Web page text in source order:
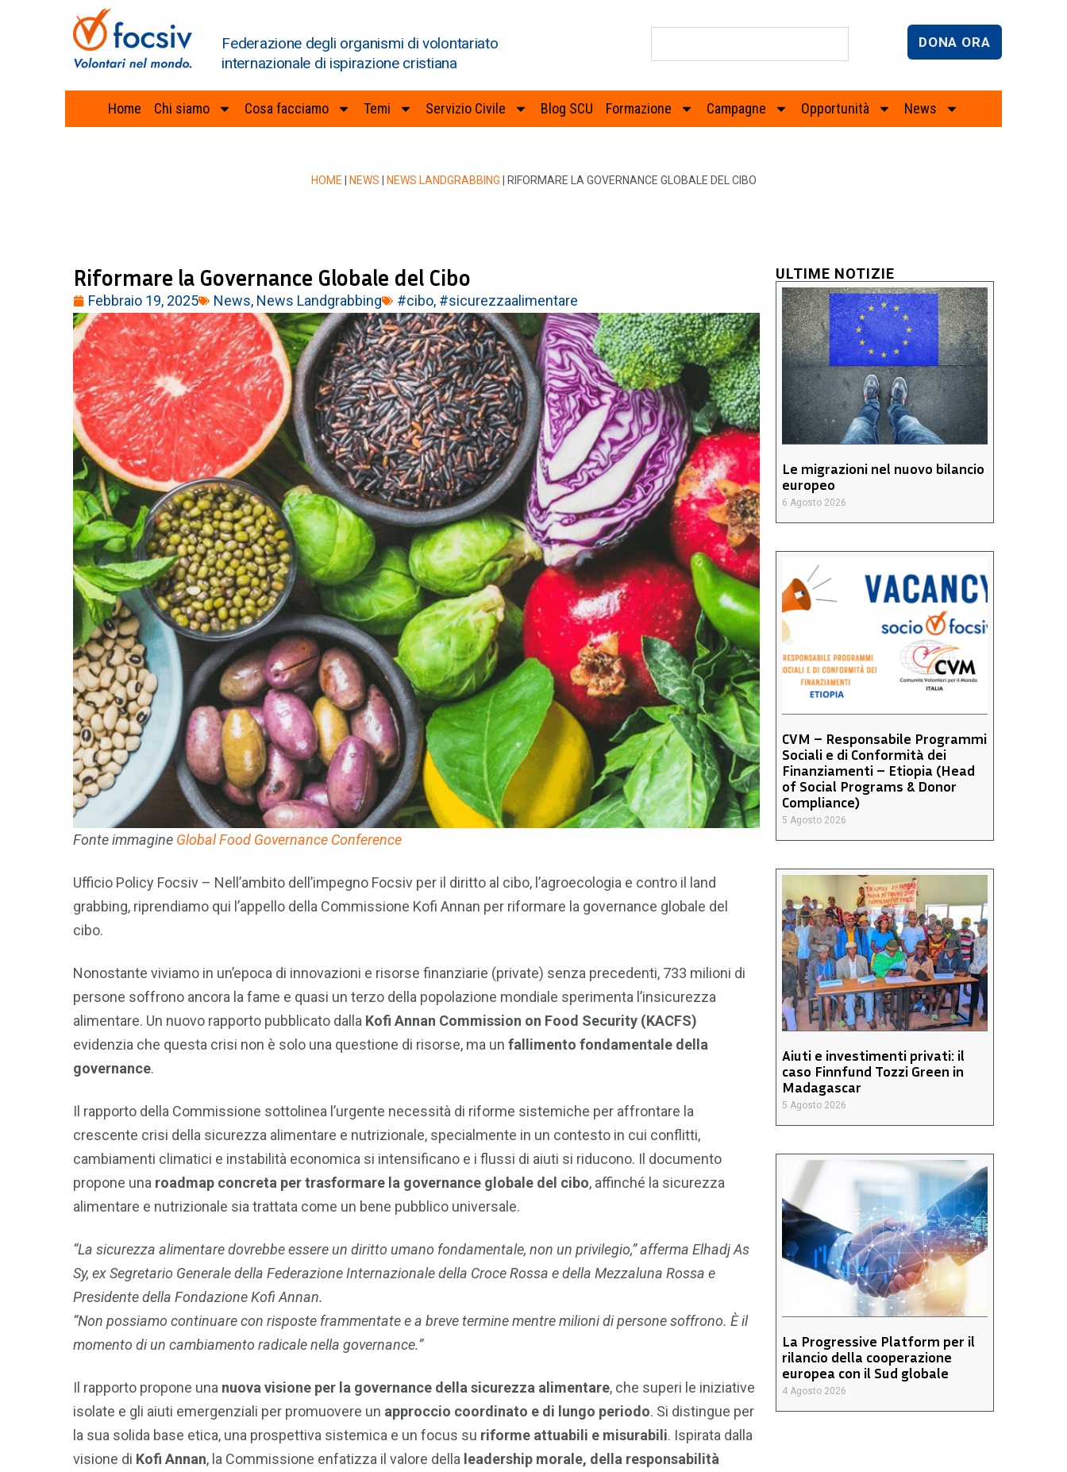
Federazione degli organismi di volontariato
internazionale di ispirazione cristiana
DONA ORA
Home Chi siamo Cosa facciamo Temi Servizio Civile Blog SCU Formazione Campagne Opportunità News
HOME NEWS NEWS LANDGRABBING RIFORMARE LA GOVERNANCE GLOBALE DEL CIBO
Riformare la Governance Globale del Cibo
Febbraio 19, 2025 News, News Landgrabbing #cibo, #sicurezzaalimentare
Fonte immagine Global Food Governance Conference
Ufficio Policy Focsiv – Nell’ambito dell’impegno Focsiv per il diritto al cibo, l’agroecologia e contro il land
grabbing, riprendiamo qui l’appello della Commissione Kofi Annan per riformare la governance globale del
cibo.
Nonostante viviamo in un’epoca di innovazioni e risorse finanziarie (private) senza precedenti, 733 milioni di
persone soffrono ancora la fame e quasi un terzo della popolazione mondiale sperimenta l’insicurezza
alimentare. Un nuovo rapporto pubblicato dalla Kofi Annan Commission on Food Security (KACFS)
evidenzia che questa crisi non è solo una questione di risorse, ma un fallimento fondamentale della
governance.
Il rapporto della Commissione sottolinea l’urgente necessità di riforme sistemiche per affrontare la
crescente crisi della sicurezza alimentare e nutrizionale, specialmente in un contesto in cui conflitti,
cambiamenti climatici e instabilità economica si intensificano e i flussi di aiuti si riducono. Il documento
propone una roadmap concreta per trasformare la governance globale del cibo, affinché la sicurezza
alimentare e nutrizionale sia trattata come un bene pubblico universale.
“La sicurezza alimentare dovrebbe essere un diritto umano fondamentale, non un privilegio,” afferma Elhadj As
Sy, ex Segretario Generale della Federazione Internazionale della Croce Rossa e della Mezzaluna Rossa e
Presidente della Fondazione Kofi Annan.
“Non possiamo continuare con risposte frammentate e a breve termine mentre milioni di persone soffrono. È il
momento di un cambiamento radicale nella governance.”
Il rapporto propone una nuova visione per la governance della sicurezza alimentare, che superi le iniziative
isolate e gli aiuti emergenziali per promuovere un approccio coordinato e di lungo periodo. Si distingue per
la sua solida base etica, una prospettiva sistemica e un focus su riforme attuabili e misurabili. Ispirata dalla
visione di Kofi Annan, la Commissione enfatizza il valore della leadership morale, della responsabilità
ULTIME NOTIZIE
Le migrazioni nel nuovo bilancio
europeo
6 Agosto 2026
CVM – Responsabile Programmi
Sociali e di Conformità dei
Finanziamenti – Etiopia (Head
of Social Programs & Donor
Compliance)
5 Agosto 2026
Aiuti e investimenti privati: il
caso Finnfund Tozzi Green in
Madagascar
5 Agosto 2026
La Progressive Platform per il
rilancio della cooperazione
europea con il Sud globale
4 Agosto 2026